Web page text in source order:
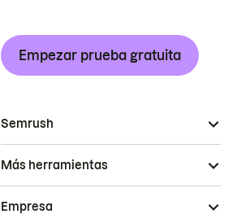
Empezar prueba gratuita
Semrush
Más herramientas
Empresa